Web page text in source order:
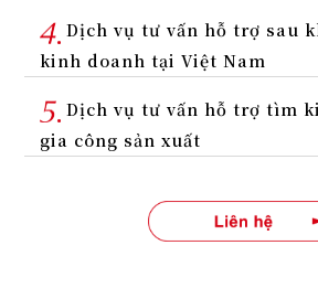
Dịch vụ tư vấn hỗ trợ sau
kinh doanh tại Việt Nam
Dịch vụ tư vấn hỗ trợ tìm
gia công sản xuất